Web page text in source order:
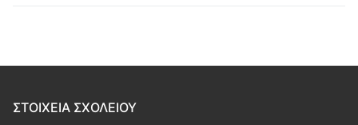
ΣΤΟΙΧΕΙΑ ΣΧΟΛΕΙΟΥ